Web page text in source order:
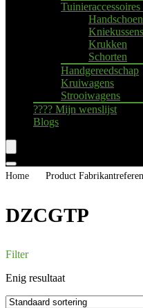
Kniekussens
Krukken
Schorten
Handgereedschap
Kruiwagens
Strooiwagens
???? Mijn wenslijst
Blogs
Home Product
DZCGTP
Filter
Enig resultaat